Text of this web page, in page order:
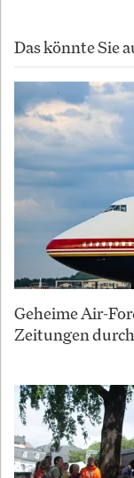
Das könnte Sie
Geheime Air-
Zeitungen